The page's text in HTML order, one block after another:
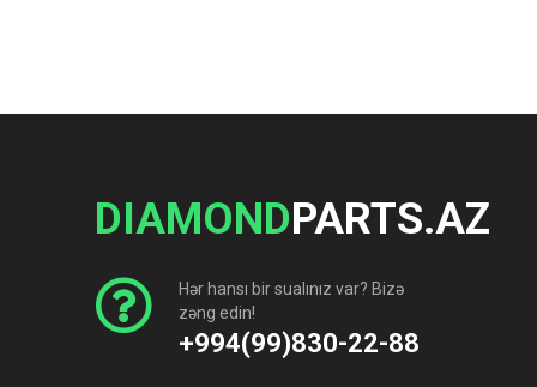
DIAMONDPARTS.AZ
Hər hansı bir sualınız var? Bizə
zəng edin!
+994(99)830-22-88